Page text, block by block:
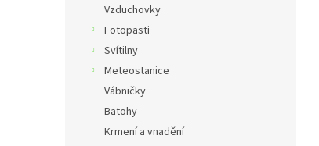
Vzduchovky
Fotopasti
Svítilny
Meteostanice
Vábničky
Batohy
Krmení a vnadění